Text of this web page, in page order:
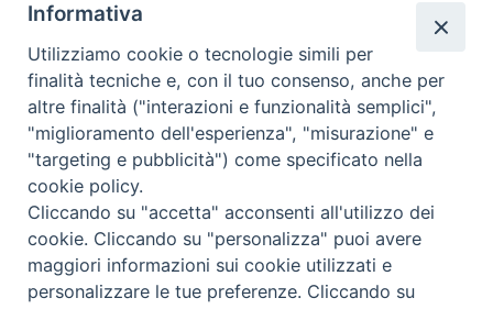
Redazione
Scrivici
Copyright © 2019 - Tutti i diritti riservati - Vita
Trentina Editrice
Privacy Policy
Informativa
Utilizziamo cookie o tecnologie simili per
finalità tecniche e, con il tuo consenso, anche per
altre finalità ("interazioni e funzionalità semplici",
"miglioramento dell'esperienza", "misurazione" e
"targeting e pubblicità") come specificato nella
cookie policy.
Cliccando su "accetta" acconsenti all'utilizzo dei
cookie. Cliccando su "personalizza" puoi avere
maggiori informazioni sui cookie utilizzati e
personalizzare le tue preferenze. Cliccando su